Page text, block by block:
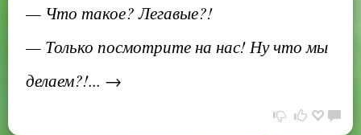
— Что такое? Легавые?!
— Только посмотрите на нас! Ну что мы
делаем?!... →